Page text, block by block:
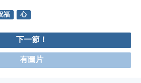
福 心
下一節！
有圖片